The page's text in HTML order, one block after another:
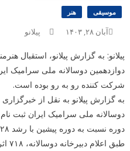
موسیقی هنر
آبان ۲۸, ۱۴۰۳ پیلانو
پیلانو: به گزارش پیلانو، استقبال
شرکت کننده رو به رو بوده است.
دوسالانه ملی سرامیک ایران ثبت
دوره نسبت به دوره پیشین با رشد ۲۸ درصدی روبه رو بوده است.
طبق